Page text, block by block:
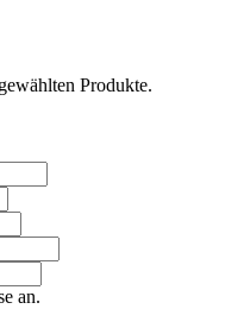
Produkte.
an.